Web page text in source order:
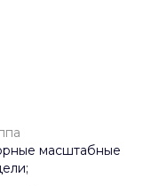
масштабные